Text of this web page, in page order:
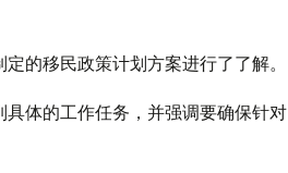
的移民政策计划方案进行了了解。
体的工作任务，并强调要确保针对